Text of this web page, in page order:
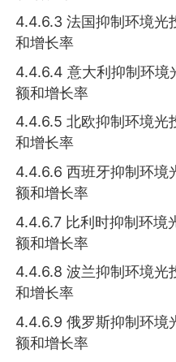
4.4.6.3 法国抑制环境光
和增长率
4.4.6.4 意大利抑制环境
额和增长率
4.4.6.5 北欧抑制环境光
和增长率
4.4.6.6 西班牙抑制环境
额和增长率
4.4.6.7 比利时抑制环境
额和增长率
4.4.6.8 波兰抑制环境光
和增长率
4.4.6.9 俄罗斯抑制环境
额和增长率